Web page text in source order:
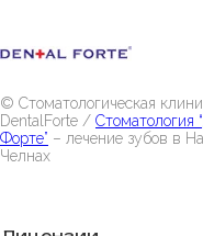
© Стоматологическая
DentalForte / Стоматология
Форте” – лечение зубов в
Челнах